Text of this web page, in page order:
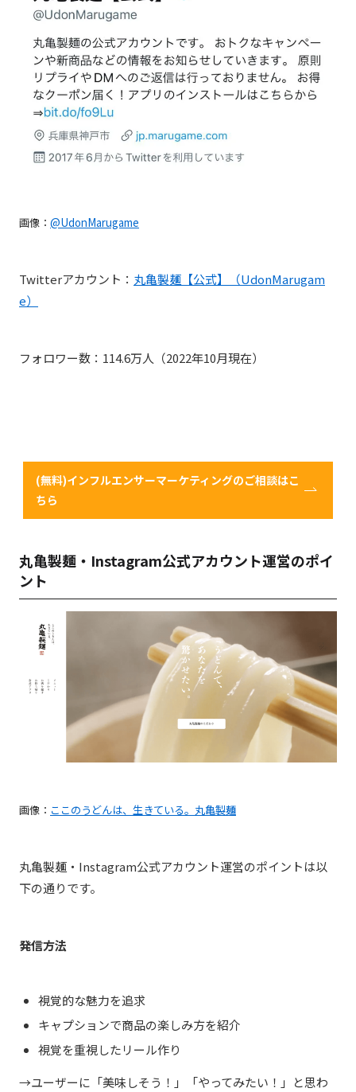
画像： @UdonMarugame
Twitterアカウント： 丸亀製麺【公式】（UdonMarugam
e）
フォロワー数：114.6万人（2022年10月現在）
(無料)インフルエンサーマーケティングのご相談はこ
ちら
丸亀製麺・Instagram公式アカウント運営のポイ
ント
画像： ここのうどんは、生きている。丸亀製麺
丸亀製麺・Instagram公式アカウント運営のポイントは以
下の通りです。
発信方法
視覚的な魅力を追求
キャプションで商品の楽しみ方を紹介
視覚を重視したリール作り
→ユーザーに「美味しそう！」「やってみたい！」と思わ